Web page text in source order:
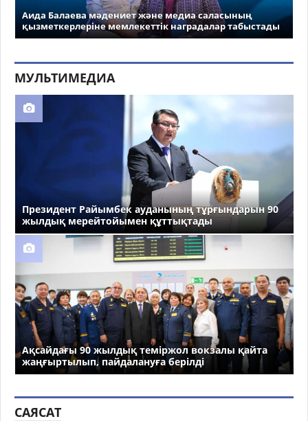
Аида Балаева мәдениет және медиа саласының
қызметкерлеріне мемлекеттік наградалар табыстады
МУЛЬТИМЕДИА
Президент Райымбек ауданының тұрғындарын 90
жылдық мерейтойымен құттықтады
Ақсайдағы 90 жылдық теміржол вокзалы қайта
жаңғыртылып, пайдалануға берілді
САЯСАТ